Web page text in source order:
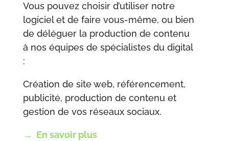
Vous pouvez choisir d’utiliser notre
logiciel et de faire vous-même, ou bien
de déléguer la production de contenu
à nos équipes de spécialistes du digital
:
Création de site web, référencement,
publicité, production de contenu et
gestion de vos réseaux sociaux.
→ En savoir plus